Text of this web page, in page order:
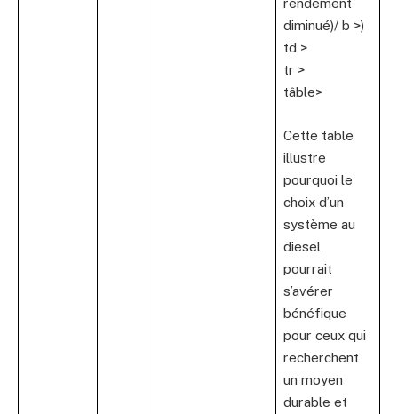
rendement
diminué)/ b >)
td >
tr >
tâble>
Cette table
illustre
pourquoi le
choix d’un
système au
diesel
pourrait
s’avérer
bénéfique
pour ceux qui
recherchent
un moyen
durable et